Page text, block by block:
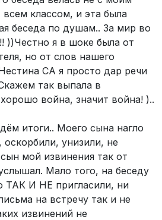
классом, и эта была
беседа по душам.. За мир во
))Честно я в шоке была от
но от слов нашего
СА я просто дар речи
так выпала в
война, значит война! )..
итоги.. Моего сына нагло
оскорбили, унизили, не
мой извинения так от
Мало того, на беседу
ТАК И НЕ пригласили, ни
на встречу так и не
извинений не